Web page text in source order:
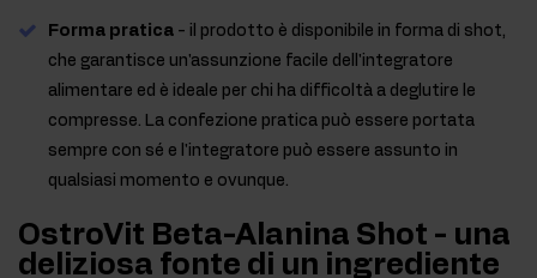
Forma pratica - il prodotto è disponibile in forma di shot,
che garantisce un'assunzione facile dell'integratore
alimentare ed è ideale per chi ha difficoltà a deglutire le
compresse. La confezione pratica può essere portata
sempre con sé e l'integratore può essere assunto in
qualsiasi momento e ovunque.
OstroVit Beta-Alanina Shot - una
deliziosa fonte di un ingrediente